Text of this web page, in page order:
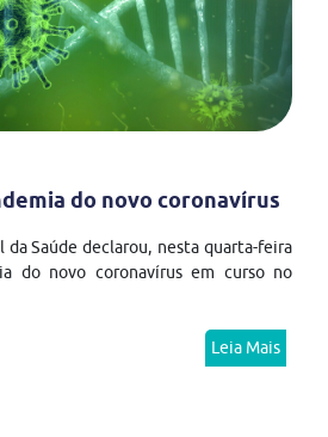
do novo coronavírus
da Saúde declarou, nesta quarta-feira
do novo coronavírus em curso no
Leia Mais